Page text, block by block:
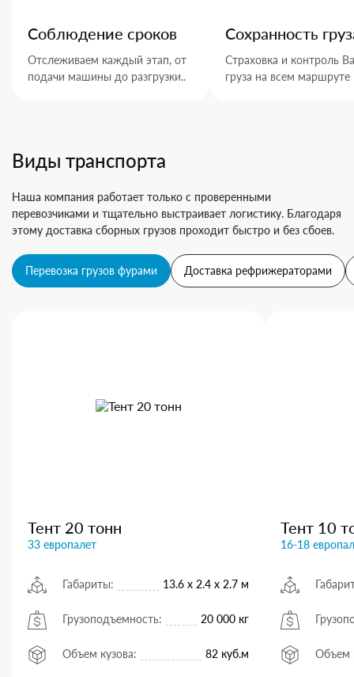
Соблюдение сроков
Отслеживаем каждый этап, от
подачи машины до разгрузки..
Сохранность
Страховка и контроль
груза на всем маршруте
Виды транспорта
Наша компания работает только с проверенными
перевозчиками и тщательно выстраивает логистику. Благодаря
этому доставка сборных грузов проходит быстро и без сбоев.
Перевозка грузов фурами Доставка рефрижераторами
Тент 20 тонн
33 европалет
Габариты: 13.6 х 2.4 х 2.7 м
Грузоподъемность: 20 000 кг
Объем кузова: 82 куб.м
Тент 10
16-18
Объем